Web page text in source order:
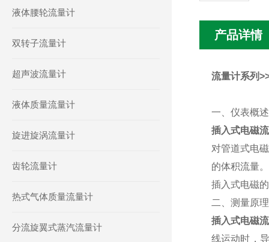
液体腰轮流量计
双转子流量计
超声波流量计
液体质量流量计
旋进旋涡流量计
齿轮流量计
热式气体质量流量计
分流旋翼式蒸汽流量计
产品详情
流量计系列
一、仪表概
插入式电磁
对管道式电
的体积流量
插入式电磁
二、测量原
插入式电磁
线运动时，